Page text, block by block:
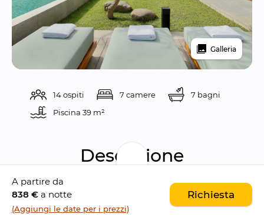
Galleria
14 ospiti 7 camere
7 bagni
Piscina 39 m²
Descrizione
Villa Uma Santai Canggu è un rifugio sereno
nel cuore di Canggu, dove il
comfort
A partire da
838 € a notte
(Aggiungi le date per i prezzi)
Richiesta